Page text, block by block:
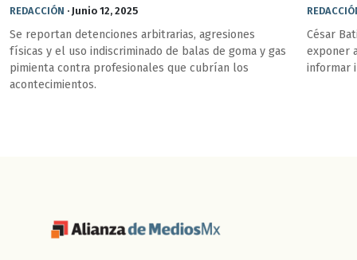
REDACCIÓN · Junio 12, 2025
Se reportan detenciones arbitrarias, agresiones
físicas y el uso indiscriminado de balas de goma y gas
pimienta contra profesionales que cubrían los
acontecimientos.
César
exponer
informar